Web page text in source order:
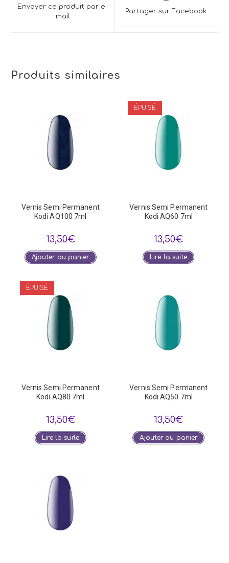
new
Envoyer ce produit par e-
mail
Partager sur Facebook
Produits similaires
Vernis Semi Permanent
Kodi AQ100 7ml
13,50€
Ajouter au panier
ÉPUISÉ
Vernis Semi Permanent
Kodi AQ60 7ml
13,50€
Lire la suite
ÉPUISÉ
Vernis Semi Permanent
Kodi AQ80 7ml
13,50€
Lire la suite
Vernis Semi Permanent
Kodi AQ50 7ml
13,50€
Ajouter au panier